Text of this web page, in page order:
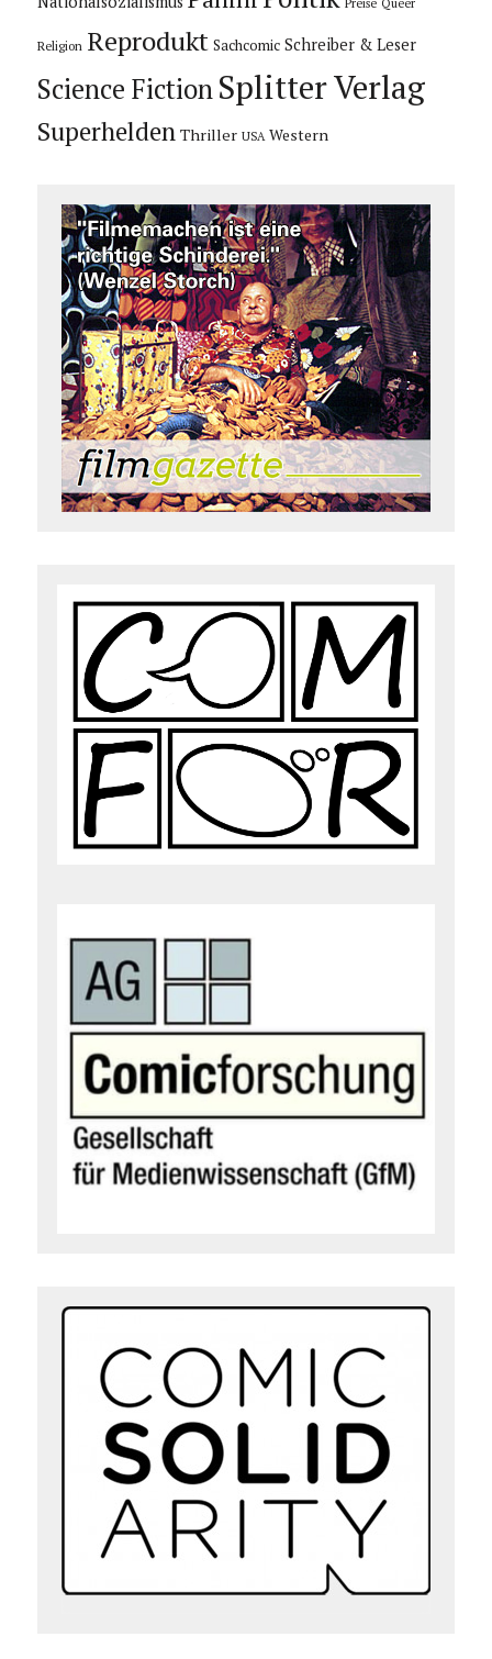
Preise Queer
Religion Reprodukt Sachcomic Schreiber & Leser
Science Fiction Splitter Verlag
Superhelden Thriller USA Western